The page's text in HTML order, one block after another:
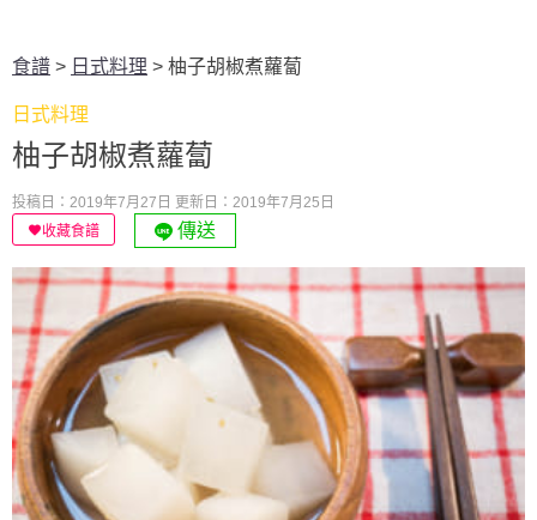
食譜 > 日式料理 > 柚子胡椒煮蘿蔔
日式料理
柚子胡椒煮蘿蔔
投稿日：2019年7月27日 更新日：2019年7月25日
收藏食譜
傳送